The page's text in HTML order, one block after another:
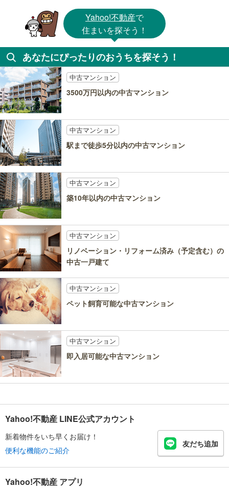
Yahoo!不動産で
住まいを探そう！
あなたにぴったりのおうちを探そう！
中古マンション
3500万円以内の中古マンション
中古マンション
駅まで徒歩5分以内の中古マンション
中古マンション
築10年以内の中古マンション
中古マンション
リノベーション・リフォーム済み（予定含む）の
中古一戸建て
中古マンション
ペット飼育可能な中古マンション
中古マンション
即入居可能な中古マンション
Yahoo!不動産 LINE公式アカウント
新着物件をいち早くお届け！
便利な機能のご紹介
友だち追加
Yahoo!不動産 アプリ